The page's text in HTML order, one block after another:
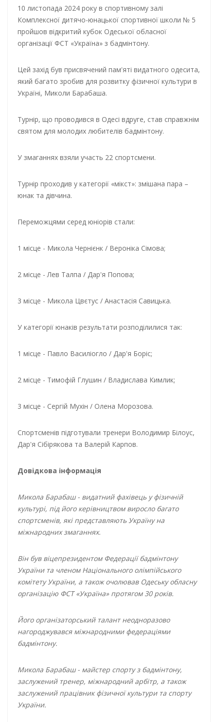
10 листопада 2024 року в спортивному залі
Комплексної дитячо-юнацької спортивної школи № 5
пройшов відкритий кубок Одеської обласної
організації ФСТ «Україна» з бадмінтону.
Цей захід був присвячений пам'яті видатного одесита,
який багато зробив для розвитку фізичної культури в
Україні, Миколи Барабаша.
Турнір, що проводився в Одесі вдруге, став справжнім
святом для молодих любителів бадмінтону.
У змаганнях взяли участь 22 спортсмени.
Турнір проходив у категорії «мікст»: змішана пара –
юнак та дівчина.
Переможцями серед юніорів стали:
1 місце - Микола Чернієнк / Вероніка Сімова;
2 місце - Лев Талпа / Дар'я Попова;
3 місце - Микола Цвєтус / Анастасія Савицька.
У категорії юнаків результати розподілилися так:
1 місце - Павло Василіогло / Дар'я Боріс;
2 місце - Тимофій Глушин / Владислава Кимлик;
3 місце - Сергій Мухін / Олена Морозова.
Спортсменів підготували тренери Володимир Білоус,
Дар'я Сібірякова та Валерій Карпов.
Довідкова інформація
Микола Барабаш - видатний фахівець у фізичній
культурі, під його керівництвом виросло багато
спортсменів, які представляють Україну на
міжнародних змаганнях.
Він був віцепрезидентом Федерації бадмінтону
України та членом Національного олімпійського
комітету України, а також очолював Одеську обласну
організацію ФСТ «Україна» протягом 30 років.
Його організаторський талант неодноразово
нагороджувався міжнародними федераціями
бадмінтону.
Микола Барабаш - майстер спорту з бадмінтону,
заслужений тренер, міжнародний арбітр, а також
заслужений працівник фізичної культури та спорту
України.